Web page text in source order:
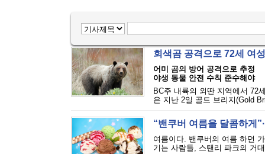
회색곰 공격으로 72세 여
어미 곰의 방어 공격으로 추정
야생 동물 안전 수칙 준수해야
BC주 내륙의 외딴 지역에서 72
은 지난 2일 골드 브리지(Gold
“밴쿠버 여름을 달콤하게
여름이다. 밴쿠버의 여름 하면
기는 사람들, 스탠리 파크의 거